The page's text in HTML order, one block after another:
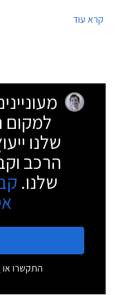
לראשונה את כרית האוויר
קרא עוד
למקום
שלנו
הרכב
שלנו.
התקשרו או